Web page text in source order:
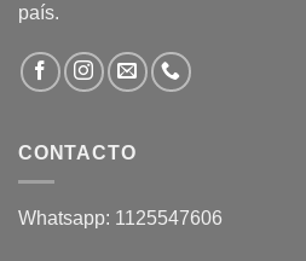
país.
CONTACTO
Whatsapp: 1125547606